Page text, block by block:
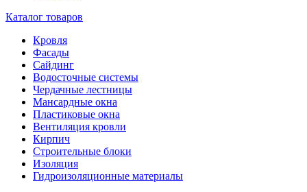
Каталог товаров
Кровля
Фасады
Сайдинг
Водосточные системы
Чердачные лестницы
Мансардные окна
Пластиковые окна
Вентиляция кровли
Кирпич
Строительные блоки
Изоляция
Гидроизоляционные материалы